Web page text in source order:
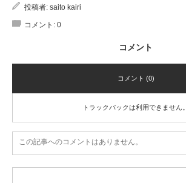
投稿者: saito kairi
コメント: 0
コメント
コメント (0)
トラックバックは利用できません。
この記事へのコメントはありません。